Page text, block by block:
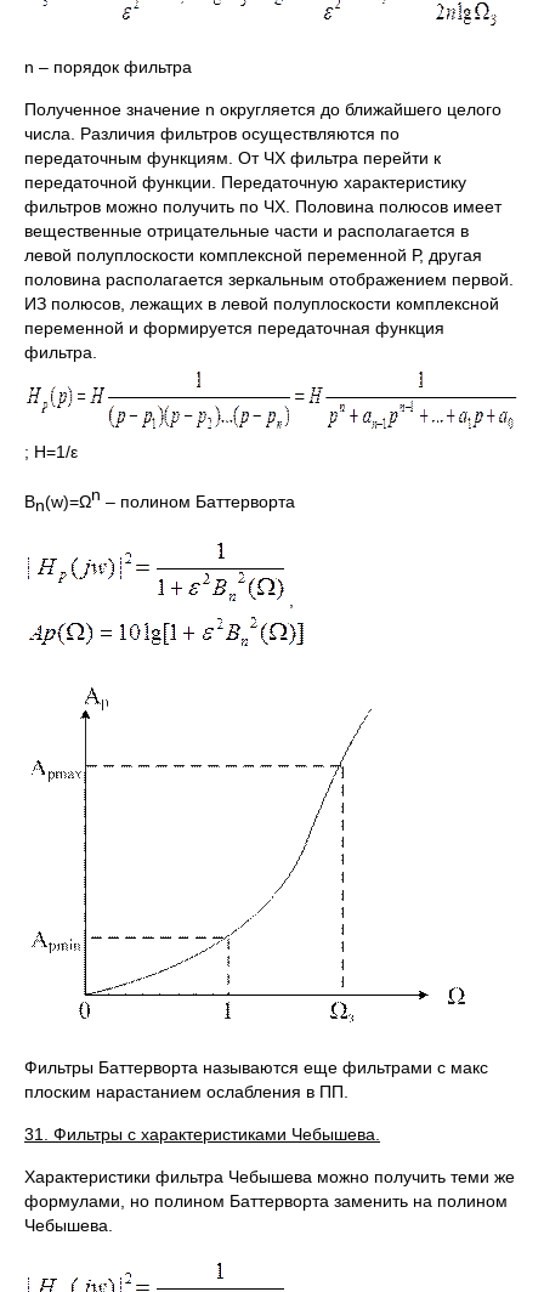
n – порядок фильтра
Полученное значение n округляется до ближайшего целого
числа. Различия фильтров осуществляются по
передаточным функциям. От ЧХ фильтра перейти к
передаточной функции. Передаточную характеристику
фильтров можно получить по ЧХ. Половина полюсов имеет
вещественные отрицательные части и располагается в
левой полуплоскости комплексной переменной Р, другая
половина располагается зеркальным отображением первой.
ИЗ полюсов, лежащих в левой полуплоскости комплексной
переменной и формируется передаточная функция
фильтра.
; Н=1/ε
Вn(w)=Ωn – полином Баттерворта
Фильтры Баттерворта называются еще фильтрами с макс
плоским нарастанием ослабления в ПП.
31. Фильтры с характеристиками Чебышева.
Характеристики фильтра Чебышева можно получить теми же
формулами, но полином Баттерворта заменить на полином
Чебышева.